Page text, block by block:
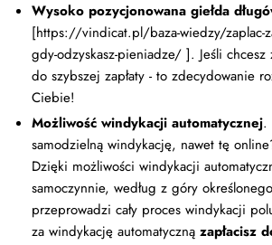
Wysoko pozycjonowana giełda
[https://vindicat.pl/baza-wiedzy/zaplac-
gdy-odzyskasz-pieniadze/ ]. Jeśli chcesz
do szybszej zapłaty - to zdecydowanie
Ciebie!
Możliwość windykacji automatycznej.
samodzielną windykację, nawet tę
Dzięki możliwości windykacji
samoczynnie, według z góry
przeprowadzi cały proces windykacji
za windykację automatyczną zapłacisz